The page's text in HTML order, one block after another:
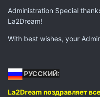
Administration Special
La2Dream!
With best wishes, your
РУССКИЙ:
La2Dream поздравляет